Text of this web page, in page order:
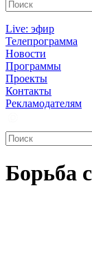
Live: эфир
Телепрограмма
Новости
Программы
Проекты
Контакты
Рекламодателям
Борьба